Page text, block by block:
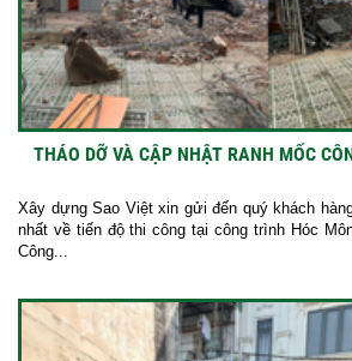
THÁO DỠ VÀ CẬP NHẬT RANH MỐC
Xây dựng Sao Việt xin gửi đến quý khách
nhất về tiến độ thi công tại công trình Hóc
Công...